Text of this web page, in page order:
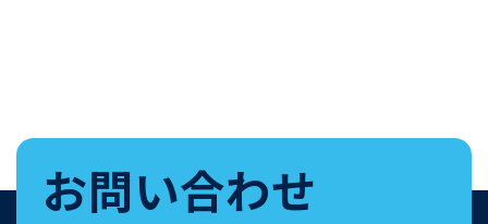
お問い合わせ